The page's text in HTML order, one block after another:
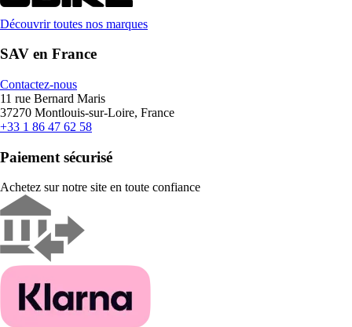
Découvrir toutes nos marques
SAV en France
Contactez-nous
11 rue Bernard Maris
37270 Montlouis-sur-Loire, France
+33 1 86 47 62 58
Paiement sécurisé
Achetez sur notre site en toute confiance